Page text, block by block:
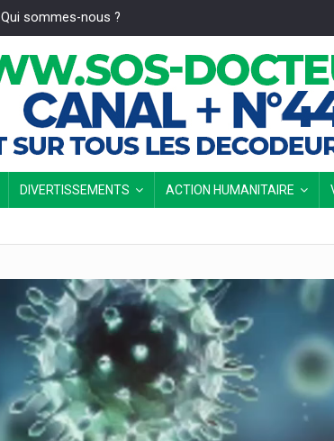
Qui sommes-nous ?
DIVERTISSEMENTS ACTION HUMANITAIRE